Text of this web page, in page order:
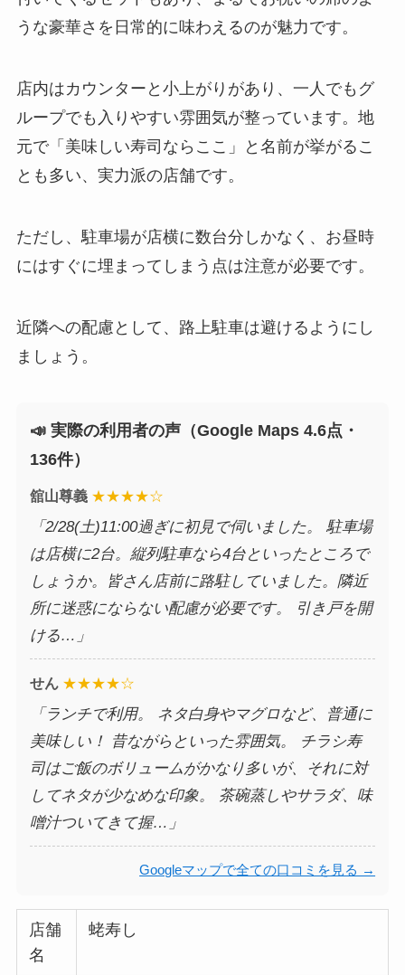
うな豪華さを日常的に味わえるのが魅力です。
店内はカウンターと小上がりがあり、一人でもグ
ループでも入りやすい雰囲気が整っています。地
元で「美味しい寿司ならここ」と名前が挙がるこ
とも多い、実力派の店舗です。
ただし、駐車場が店横に数台分しかなく、お昼時
にはすぐに埋まってしまう点は注意が必要です。
近隣への配慮として、路上駐車は避けるようにし
ましょう。
📣 実際の利用者の声（Google Maps 4.6点・
136件）
舘山尊義 ★★★★☆
「2/28(土)11:00過ぎに初見で伺いました。 駐車場
は店横に2台。縦列駐車なら4台といったところで
しょうか。皆さん店前に路駐していました。隣近
所に迷惑にならない配慮が必要です。 引き戸を開
ける…」
せん ★★★★☆
「ランチで利用。 ネタ白身やマグロなど、普通に
美味しい！ 昔ながらといった雰囲気。 チラシ寿
司はご飯のボリュームがかなり多いが、それに対
してネタが少なめな印象。 茶碗蒸しやサラダ、味
噌汁ついてきて握…」
Googleマップで全ての口コミを見る →
店舗
名
蛯寿し